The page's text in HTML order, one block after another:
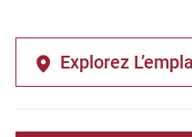
Explorez